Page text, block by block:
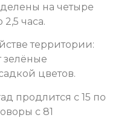
на четыре
часа.
территории:
зелёные
цветов.
продлится с 15 по
с 81